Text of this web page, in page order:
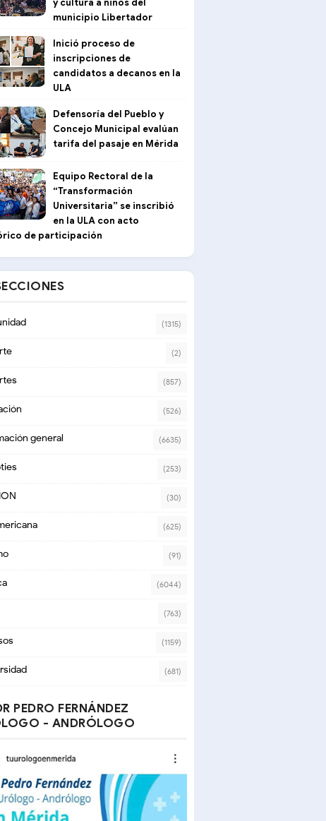
y cultura a niños del
municipio Libertador
Inició proceso de
inscripciones de
candidatos a decanos en la
ULA
Defensoría del Pueblo y
Concejo Municipal evalúan
tarifa del pasaje en Mérida
Equipo Rectoral de la
“Transformación
Universitaria” se inscribió
en la ULA con acto
de participación
(1315)
(2)
(857)
(526)
general (6635)
(253)
(30)
(625)
(91)
(6044)
(763)
(1159)
(681)
PEDRO FERNÁNDEZ
- ANDRÓLOGO